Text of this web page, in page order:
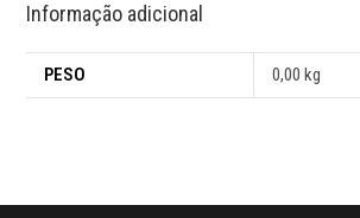
Informação adicional
PESO 0,00 kg